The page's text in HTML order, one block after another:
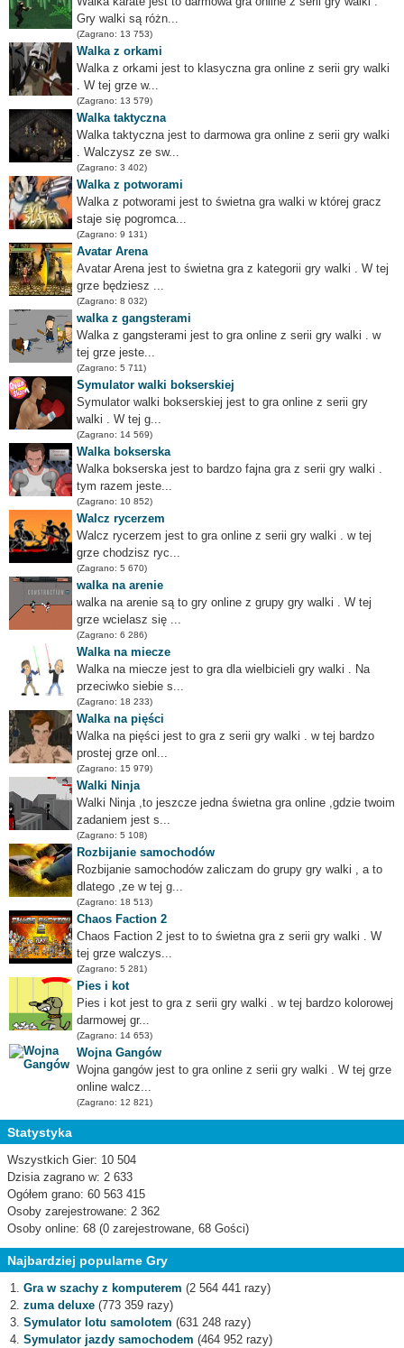
Gry walki są różn...
(Zagrano: 13 753)
Walka z orkami
Walka z orkami jest to klasyczna gra online z serii gry walki
. W tej grze w...
(Zagrano: 13 579)
Walka taktyczna
Walka taktyczna jest to darmowa gra online z serii gry walki
. Walczysz ze sw...
(Zagrano: 3 402)
Walka z potworami
Walka z potworami jest to świetna gra walki w której gracz
staje się pogromca...
(Zagrano: 9 131)
Avatar Arena
Avatar Arena jest to świetna gra z kategorii gry walki . W tej
grze będziesz ...
(Zagrano: 8 032)
walka z gangsterami
Walka z gangsterami jest to gra online z serii gry walki . w
tej grze jeste...
(Zagrano: 5 711)
Symulator walki bokserskiej
Symulator walki bokserskiej jest to gra online z serii gry
walki . W tej g...
(Zagrano: 14 569)
Walka bokserska
Walka bokserska jest to bardzo fajna gra z serii gry walki .
tym razem jeste...
(Zagrano: 10 852)
Walcz rycerzem
Walcz rycerzem jest to gra online z serii gry walki . w tej
grze chodzisz ryc...
(Zagrano: 5 670)
walka na arenie
walka na arenie są to gry online z grupy gry walki . W tej
grze wcielasz się ...
(Zagrano: 6 286)
Walka na miecze
Walka na miecze jest to gra dla wielbicieli gry walki . Na
przeciwko siebie s...
(Zagrano: 18 233)
Walka na pięści
Walka na pięści jest to gra z serii gry walki . w tej bardzo
prostej grze onl...
(Zagrano: 15 979)
Walki Ninja
Walki Ninja ,to jeszcze jedna świetna gra online ,gdzie twoim
zadaniem jest s...
(Zagrano: 5 108)
Rozbijanie samochodów
Rozbijanie samochodów zaliczam do grupy gry walki , a to
dlatego ,ze w tej g...
(Zagrano: 18 513)
Chaos Faction 2
Chaos Faction 2 jest to to świetna gra z serii gry walki . W
tej grze walczys...
(Zagrano: 5 281)
Pies i kot
Pies i kot jest to gra z serii gry walki . w tej bardzo kolorowej
darmowej gr...
(Zagrano: 14 653)
Wojna Gangów
Wojna gangów jest to gra online z serii gry walki . W tej grze
online walcz...
(Zagrano: 12 821)
Statystyka
Wszystkich Gier: 10 504
Dzisia zagrano w: 2 633
Ogółem grano: 60 563 415
Osoby zarejestrowane: 2 362
Osoby online: 68 (0 zarejestrowane, 68 Gości)
Najbardziej popularne Gry
Gra w szachy z komputerem (2 564 441 razy)
zuma deluxe (773 359 razy)
Symulator lotu samolotem (631 248 razy)
Symulator jazdy samochodem (464 952 razy)